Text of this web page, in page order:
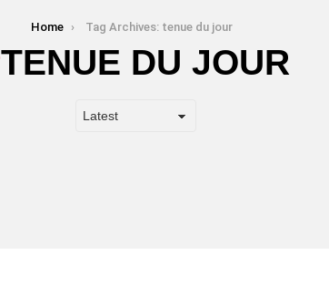
Home Tag Archives: tenue du jour
TENUE DU JOUR